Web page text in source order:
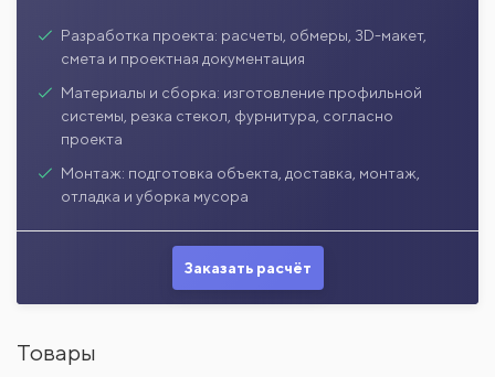
Разработка проекта: расчеты, обмеры, 3D-макет,
смета и проектная документация
Материалы и сборка: изготовление профильной
системы, резка стекол, фурнитура, согласно
проекта
Монтаж: подготовка объекта, доставка, монтаж,
отладка и уборка мусора
Заказать расчёт
Товары